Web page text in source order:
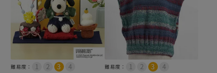
難易度： 難易度：